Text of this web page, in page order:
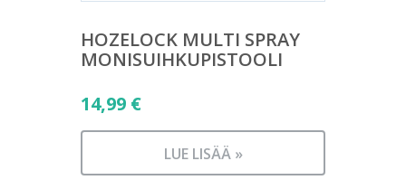
HOZELOCK MULTI SPRAY
MONISUIHKUPISTOOLI
14,99 €
LUE LISÄÄ »